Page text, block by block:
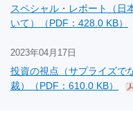
スペシャル・レポート（日
いて）（PDF：428.0 KB）
2023年04月17日
投資の視点（サプライズで
裁）（PDF：610.0 KB）